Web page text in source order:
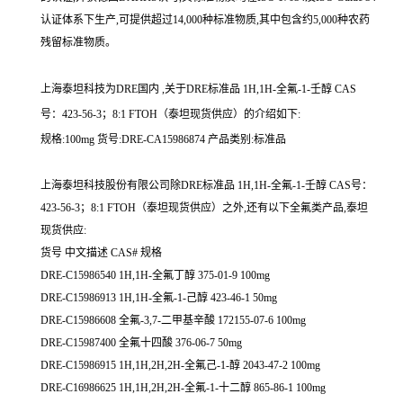
认证体系下生产,可提供超过14,000种标准物质,其中包含约5,000种农药
残留标准物质。
上海泰坦科技为DRE国内 ,关于DRE标准品 1H,1H-全氟-1-壬醇 CAS
号：423-56-3；8:1 FTOH（泰坦现货供应）的介绍如下:
规格:100mg 货号:DRE-CA15986874 产品类别:标准品
上海泰坦科技股份有限公司除DRE标准品 1H,1H-全氟-1-壬醇 CAS号：
423-56-3；8:1 FTOH（泰坦现货供应）之外,还有以下全氟类产品,泰坦
现货供应:
货号 中文描述 CAS# 规格
DRE-C15986540 1H,1H-全氟丁醇 375-01-9 100mg
DRE-C15986913 1H,1H-全氟-1-己醇 423-46-1 50mg
DRE-C15986608 全氟-3,7-二甲基辛酸 172155-07-6 100mg
DRE-C15987400 全氟十四酸 376-06-7 50mg
DRE-C15986915 1H,1H,2H,2H-全氟己-1-醇 2043-47-2 100mg
DRE-C16986625 1H,1H,2H,2H-全氟-1-十二醇 865-86-1 100mg